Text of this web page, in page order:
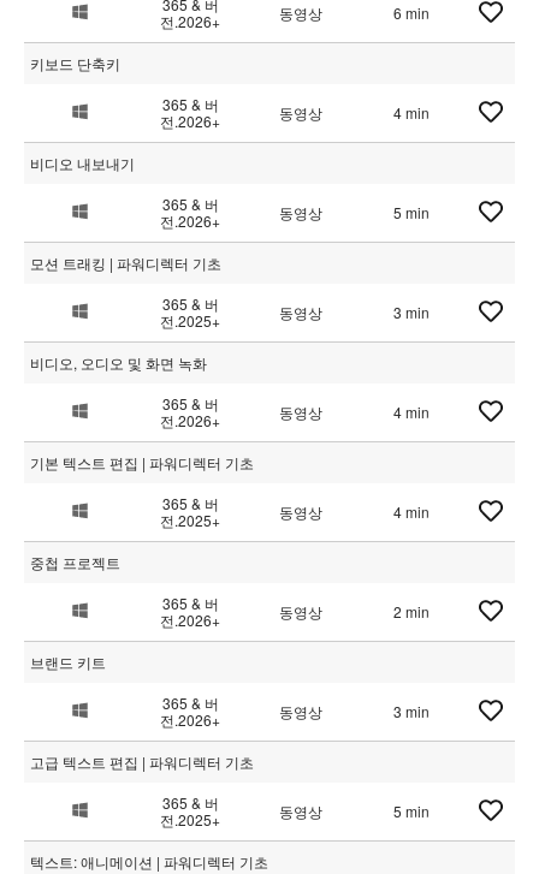
365 & 버
전.2026+
동영상 6 min
키보드 단축키
365 & 버
전.2026+
동영상 4 min
비디오 내보내기
365 & 버
전.2026+
동영상 5 min
모션 트래킹 | 파워디렉터 기초
365 & 버
전.2025+
동영상 3 min
비디오, 오디오 및 화면 녹화
365 & 버
전.2026+
동영상 4 min
기본 텍스트 편집 | 파워디렉터 기초
365 & 버
전.2025+
동영상 4 min
중첩 프로젝트
365 & 버
전.2026+
동영상 2 min
브랜드 키트
365 & 버
전.2026+
동영상 3 min
고급 텍스트 편집 | 파워디렉터 기초
365 & 버
전.2025+
동영상 5 min
텍스트: 애니메이션 | 파워디렉터 기초